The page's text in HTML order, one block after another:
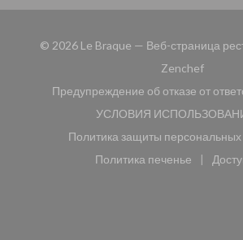
© 2026 Le Braque — Веб-страница
Zenchef
Предупреждение об отказе от
УСЛОВИЯ
Политика защиты
Политика печенье
((открывается в